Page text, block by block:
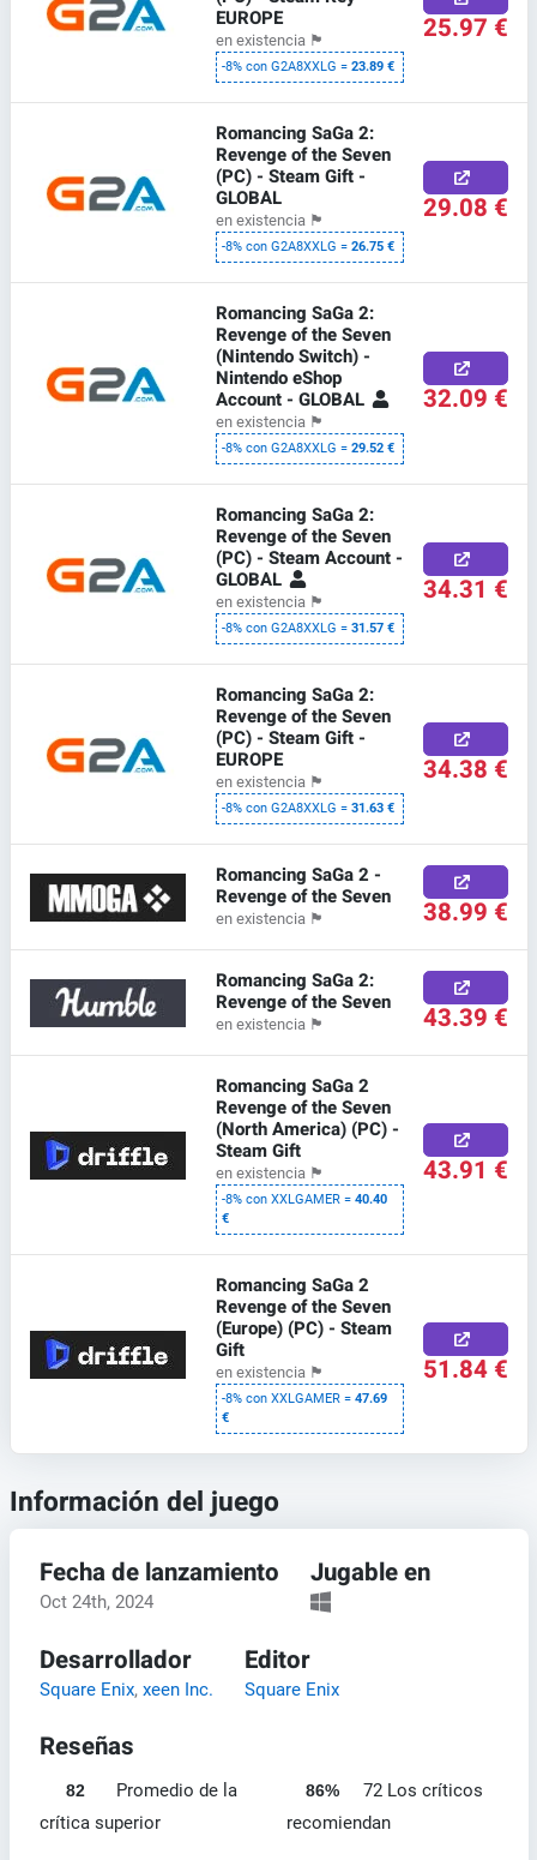
EUROPE
en existencia 🏴
-8% con G2A8XXLG =23.89 €
25.97 €
Romancing SaGa 2:
Revenge of the Seven
(PC) - Steam Gift -
GLOBAL
en existencia 🏴
-8% con G2A8XXLG =26.75 €
29.08 €
Romancing SaGa 2:
Revenge of the Seven
(Nintendo Switch) -
Nintendo eShop
Account - GLOBAL
en existencia 🏴
-8% con G2A8XXLG =29.52 €
32.09 €
Romancing SaGa 2:
Revenge of the Seven
(PC) - Steam Account -
GLOBAL
en existencia 🏴
-8% con G2A8XXLG =31.57 €
34.31 €
Romancing SaGa 2:
Revenge of the Seven
(PC) - Steam Gift -
EUROPE
en existencia 🏴
-8% con G2A8XXLG =31.63 €
34.38 €
Romancing SaGa 2 -
Revenge of the Seven
en existencia 🏴 38.99 €
Romancing SaGa 2:
Revenge of the Seven
en existencia 🏴 43.39 €
Romancing SaGa 2
Revenge of the Seven
(North America) (PC) -
Steam Gift
en existencia 🏴
-8% con XXLGAMER =40.40
€
43.91 €
Romancing SaGa 2
Revenge of the Seven
(Europe) (PC) - Steam
Gift
en existencia 🏴
-8% con XXLGAMER =47.69
€
51.84 €
Información del juego
Fecha de lanzamiento
Oct 24th, 2024
Jugable en
Desarrollador
Square Enix,xeen Inc.
Editor
Square Enix
Reseñas
82
Promedio de la
crítica superior
86%
72 Los críticos
recomiendan